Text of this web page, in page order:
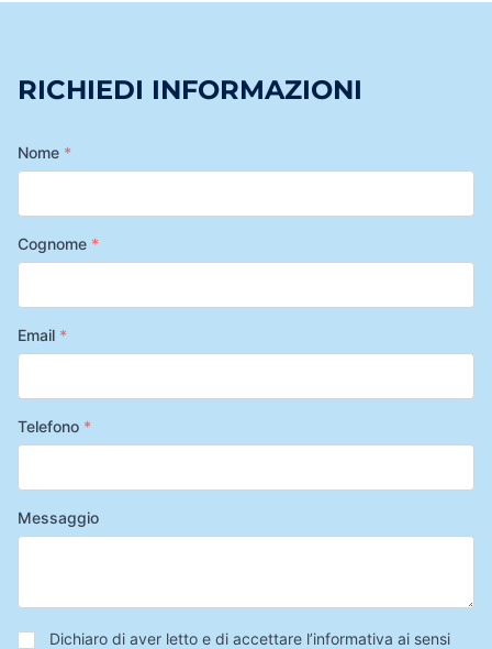
RICHIEDI INFORMAZIONI
Nome *
Cognome *
Email *
Telefono *
Messaggio
Privacy*
Dichiaro di aver letto e di accettare l’informativa ai sensi